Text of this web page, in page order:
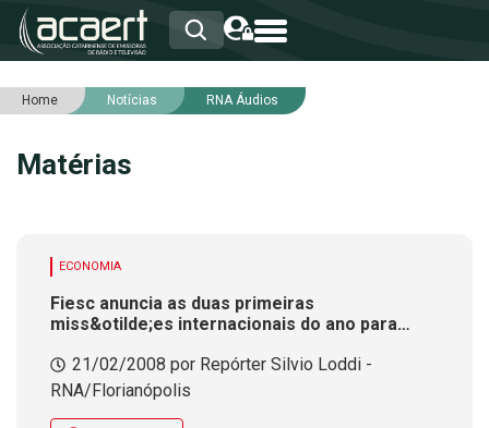
HOME
ASSOCIADOS
SERVIÇOS
Home Notícias RNA Áudios
Matérias
ECONOMIA
Fiesc anuncia as duas primeiras
miss&otilde;es internacionais do ano para
21/02/2008 por Repórter Silvio Loddi -
RNA/Florianópolis